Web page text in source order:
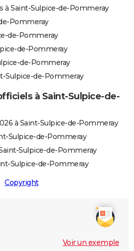
à Saint-Sulpice-de-Pommeray
Pommeray
de-Pommeray
de-Pommeray
de-Pommeray
Sulpice-de-Pommeray
à Saint-Sulpice-de-
à Saint-Sulpice-de-Pommeray
Sulpice-de-Pommeray
Sulpice-de-Pommeray
Sulpice-de-Pommeray
Copyright
Voir un exemple